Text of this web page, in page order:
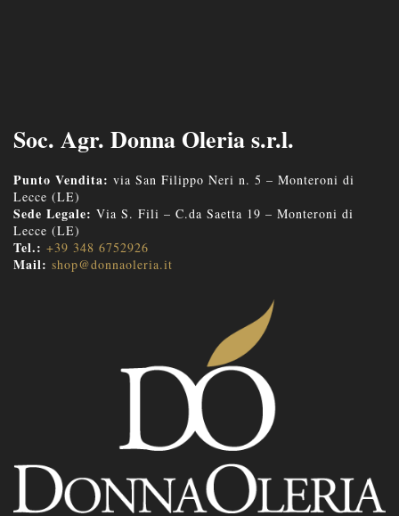
Soc. Agr. Donna Oleria s.r.l.
Punto Vendita: via San Filippo Neri n. 5 – Monteroni di
Lecce (LE)
Sede Legale: Via S. Fili – C.da Saetta 19 – Monteroni di
Lecce (LE)
Tel.: +39 348 6752926
Mail: shop@donnaoleria.it